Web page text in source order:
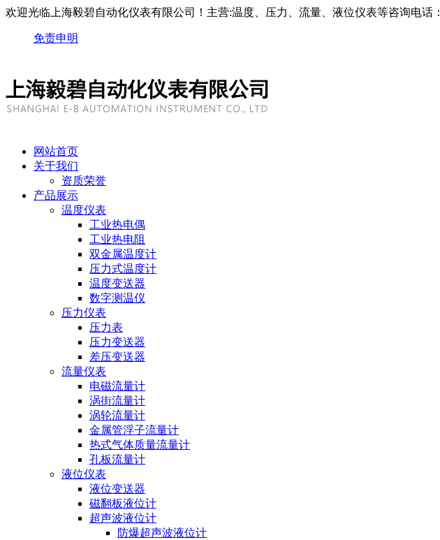
欢迎光临上海毅碧自动化仪表有限公司！主营:温度、压力、流量、液位仪表等咨询电话：
免责申明
网站首页
关于我们
资质荣誉
产品展示
温度仪表
工业热电偶
工业热电阻
双金属温度计
压力式温度计
温度变送器
数字测温仪
压力仪表
压力表
压力变送器
差压变送器
流量仪表
电磁流量计
涡街流量计
涡轮流量计
金属管浮子流量计
热式气体质量流量计
孔板流量计
液位仪表
液位变送器
磁翻板液位计
超声波液位计
防爆超声波液位计